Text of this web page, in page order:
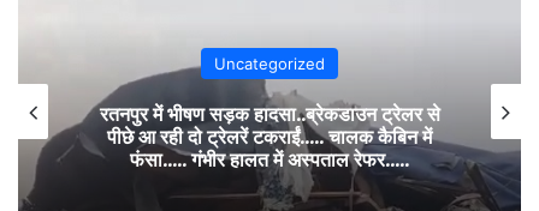
Uncategorized
अंडों से भरा पिकअप पलटा…. सड़क पर बिखरे हजारों
अंडे…..